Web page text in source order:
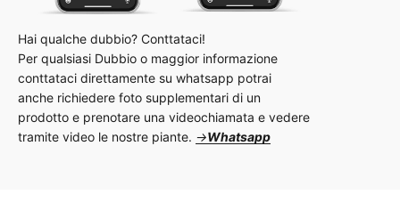
Per qualsiasi Dubbio o maggior informazione
conttataci direttamente su whatsapp potrai
anche richiedere foto supplementari di un
prodotto e prenotare una videochiamata e vedere
tramite video le nostre piante. →Whatsapp